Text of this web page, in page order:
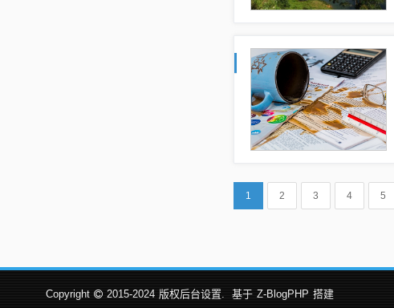
1 2 3 4 5
Copyright 2015-2024 版权后台设置. 基于 Z-BlogPHP 搭建